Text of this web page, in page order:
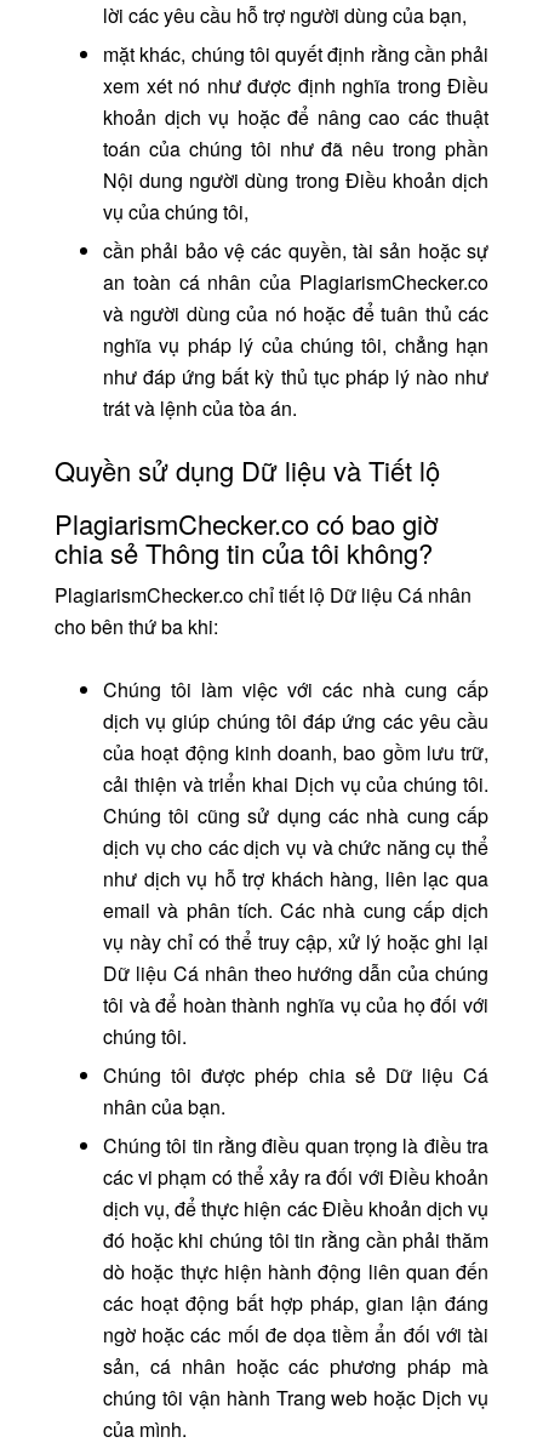
lời các yêu cầu hỗ trợ người dùng của bạn,
mặt khác, chúng tôi quyết định rằng cần phải
xem xét nó như được định nghĩa trong Điều
khoản dịch vụ hoặc để nâng cao các thuật
toán của chúng tôi như đã nêu trong phần
Nội dung người dùng trong Điều khoản dịch
vụ của chúng tôi,
cần phải bảo vệ các quyền, tài sản hoặc sự
an toàn cá nhân của PlagiarismChecker.co
và người dùng của nó hoặc để tuân thủ các
nghĩa vụ pháp lý của chúng tôi, chẳng hạn
như đáp ứng bất kỳ thủ tục pháp lý nào như
trát và lệnh của tòa án.
Quyền sử dụng Dữ liệu và Tiết lộ
PlagiarismChecker.co có bao giờ
chia sẻ Thông tin của tôi không?
PlagiarismChecker.co chỉ tiết lộ Dữ liệu Cá nhân
cho bên thứ ba khi:
Chúng tôi làm việc với các nhà cung cấp
dịch vụ giúp chúng tôi đáp ứng các yêu cầu
của hoạt động kinh doanh, bao gồm lưu trữ,
cải thiện và triển khai Dịch vụ của chúng tôi.
Chúng tôi cũng sử dụng các nhà cung cấp
dịch vụ cho các dịch vụ và chức năng cụ thể
như dịch vụ hỗ trợ khách hàng, liên lạc qua
email và phân tích. Các nhà cung cấp dịch
vụ này chỉ có thể truy cập, xử lý hoặc ghi lại
Dữ liệu Cá nhân theo hướng dẫn của chúng
tôi và để hoàn thành nghĩa vụ của họ đối với
chúng tôi.
Chúng tôi được phép chia sẻ Dữ liệu Cá
nhân của bạn.
Chúng tôi tin rằng điều quan trọng là điều tra
các vi phạm có thể xảy ra đối với Điều khoản
dịch vụ, để thực hiện các Điều khoản dịch vụ
đó hoặc khi chúng tôi tin rằng cần phải thăm
dò hoặc thực hiện hành động liên quan đến
các hoạt động bất hợp pháp, gian lận đáng
ngờ hoặc các mối đe dọa tiềm ẩn đối với tài
sản, cá nhân hoặc các phương pháp mà
chúng tôi vận hành Trang web hoặc Dịch vụ
của mình.